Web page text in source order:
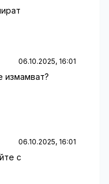
06.10.2025, 16:01
измамват?
06.10.2025, 16:01
с